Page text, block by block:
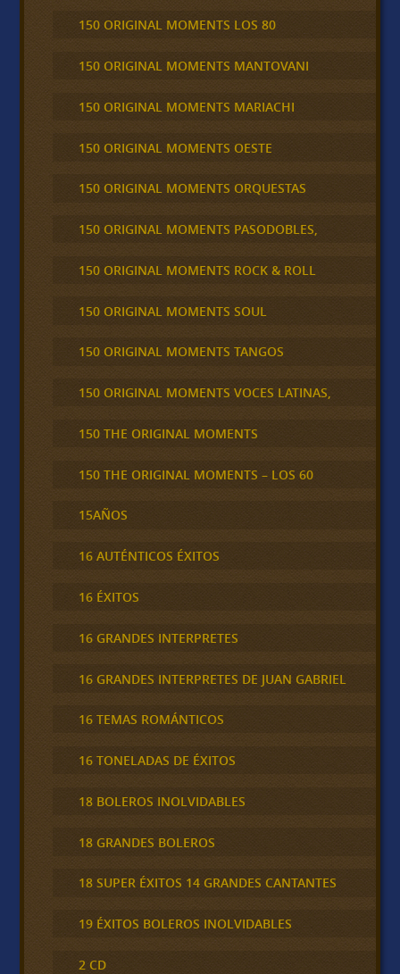
150 ORIGINAL MOMENTS LOS 80
150 ORIGINAL MOMENTS MANTOVANI
150 ORIGINAL MOMENTS MARIACHI
150 ORIGINAL MOMENTS OESTE
150 ORIGINAL MOMENTS ORQUESTAS
150 ORIGINAL MOMENTS PASODOBLES,
150 ORIGINAL MOMENTS ROCK & ROLL
150 ORIGINAL MOMENTS SOUL
150 ORIGINAL MOMENTS TANGOS
150 ORIGINAL MOMENTS VOCES LATINAS,
150 THE ORIGINAL MOMENTS
150 THE ORIGINAL MOMENTS – LOS 60
15AÑOS
16 AUTÉNTICOS ÉXITOS
16 ÉXITOS
16 GRANDES INTERPRETES
16 GRANDES INTERPRETES DE JUAN GABRIEL
16 TEMAS ROMÁNTICOS
16 TONELADAS DE ÉXITOS
18 BOLEROS INOLVIDABLES
18 GRANDES BOLEROS
18 SUPER ÉXITOS 14 GRANDES CANTANTES
19 ÉXITOS BOLEROS INOLVIDABLES
2 CD